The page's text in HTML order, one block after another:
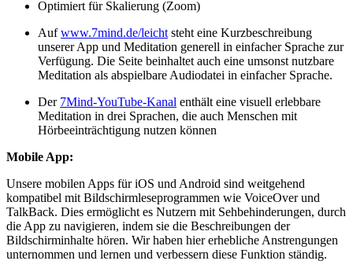
Optimiert für Skalierung (Zoom)
Aufwww.7mind.de/leicht steht eine Kurzbeschreibung
unserer App und Meditation generell in einfacher Sprache zur
Verfügung. Die Seite beinhaltet auch eine umsonst nutzbare
Meditation als abspielbare Audiodatei in einfacher Sprache.
Der 7Mind-YouTube-Kanal enthält eine visuell erlebbare
Meditation in drei Sprachen, die auch Menschen mit
Hörbeeinträchtigung nutzen können
Mobile App:
Unsere mobilen Apps für iOS und Android sind weitgehend
kompatibel mit Bildschirmleseprogrammen wie VoiceOver und
TalkBack. Dies ermöglicht es Nutzern mit Sehbehinderungen, durch
die App zu navigieren, indem sie die Beschreibungen der
Bildschirminhalte hören. Wir haben hier erhebliche Anstrengungen
unternommen und lernen und verbessern diese Funktion ständig.